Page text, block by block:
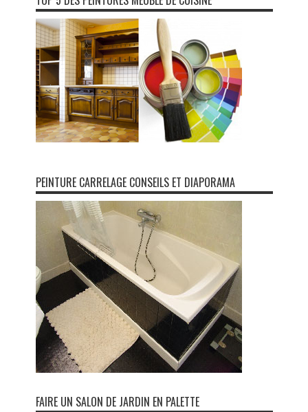
PEINTURE CARRELAGE CONSEILS ET DIAPORAMA
FAIRE UN SALON DE JARDIN EN PALETTE